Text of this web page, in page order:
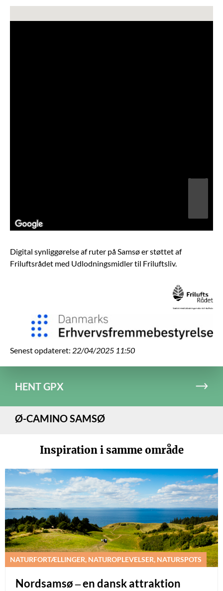
Digital synliggørelse af ruter på Samsø er støttet af
Friluftsrådet med Udlodningsmidler til Friluftsliv.
Senest opdateret: 22/04/2025 11:50
HENT GPX
Ø-CAMINO SAMSØ
Inspiration i samme område
NATURFORTÆLLINGER, NATUROPLEVELSER, NATURSPOTS
Nordsamsø – en dansk attraktion